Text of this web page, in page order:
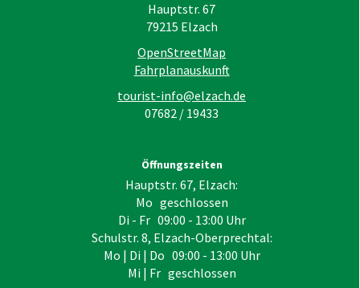
Hauptstr. 67
79215 Elzach
OpenStreetMap
Fahrplanauskunft
tourist-info@elzach.de
07682 / 19433
Öffnungszeiten
Hauptstr. 67, Elzach:
Mo geschlossen
Di - Fr 09:00 - 13:00 Uhr
Schulstr. 8, Elzach-Oberprechtal:
Mo | Di | Do 09:00 - 13:00 Uhr
Mi | Fr geschlossen